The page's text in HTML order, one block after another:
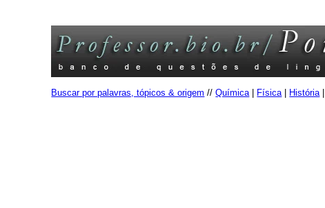
Buscar por palavras, tópicos & origem //Química| Física| História|